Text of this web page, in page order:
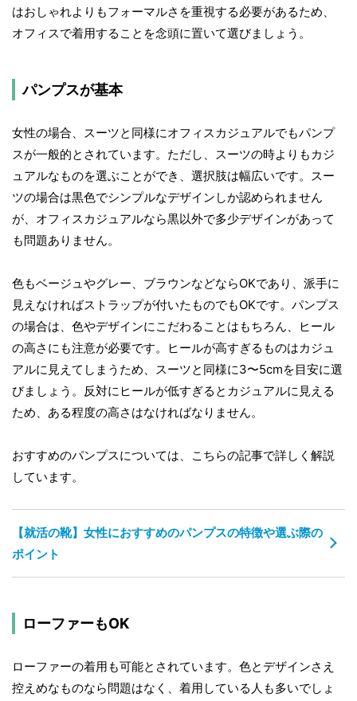
はおしゃれよりもフォーマルさを重視する必要があるため、
オフィスで着用することを念頭に置いて選びましょう。
パンプスが基本
女性の場合、スーツと同様にオフィスカジュアルでもパンプ
スが一般的とされています。ただし、スーツの時よりもカジ
ュアルなものを選ぶことができ、選択肢は幅広いです。スー
ツの場合は黒色でシンプルなデザインしか認められません
が、オフィスカジュアルなら黒以外で多少デザインがあって
も問題ありません。
色もベージュやグレー、ブラウンなどならOKであり、派手に
見えなければストラップが付いたものでもOKです。パンプス
の場合は、色やデザインにこだわることはもちろん、ヒール
の高さにも注意が必要です。ヒールが高すぎるものはカジュ
アルに見えてしまうため、スーツと同様に3〜5cmを目安に選
びましょう。反対にヒールが低すぎるとカジュアルに見える
ため、ある程度の高さはなければなりません。
おすすめのパンプスについては、こちらの記事で詳しく解説
しています。
【就活の靴】女性におすすめのパンプスの特徴や選ぶ際の
ポイント
ローファーもOK
ローファーの着用も可能とされています。色とデザインさえ
控えめなものなら問題はなく、着用している人も多いでしょ